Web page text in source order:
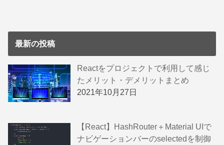
最新の投稿
Reactをプロジェクトで利用して感じ
たメリット・デメリットまとめ
2021年10月27日
【React】HashRouter＋Material UIで
ナビゲーションバーのselectedを制御